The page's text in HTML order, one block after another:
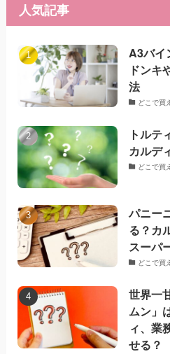
人気記事
A3バイ
ドンキ
法
どこで買
トルテ
カルデ
どこで買
パニー
る？カ
スーパ
どこで買
世界一
ムン」
ィ、業
せる？